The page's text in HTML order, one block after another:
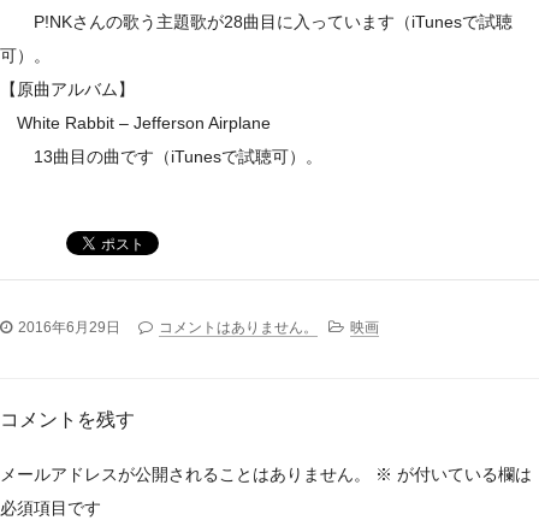
P!NKさんの歌う主題歌が28曲目に入っています（iTunesで試聴
可）。
【原曲アルバム】
White Rabbit – Jefferson Airplane
13曲目の曲です（iTunesで試聴可）。
2016年6月29日 コメントはありません。 映画
コメントを残す
メールアドレスが公開されることはありません。 ※ が付いている欄は
必須項目です